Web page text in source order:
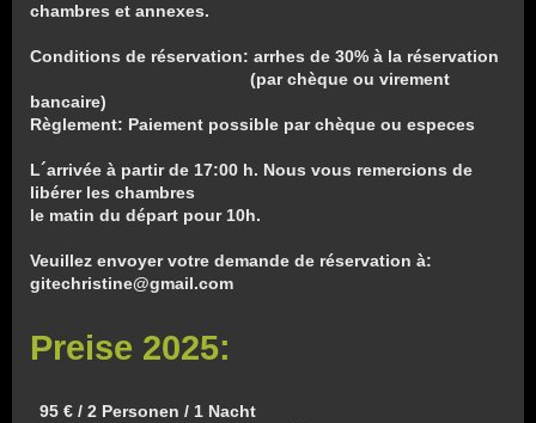
chambres et annexes.
Conditions de réservation: arrhes de 30% à la réservation
(par chèque ou virement
bancaire)
Règlement: Paiement possible par chèque ou especes
L´arrivée à partir de 17:00 h. Nous vous remercions de
libérer les chambres
le matin du départ pour 10h.
Veuillez envoyer votre demande de réservation à:
gitechristine@gmail.com
Preise 2025:
95 € / 2 Personen / 1 Nacht